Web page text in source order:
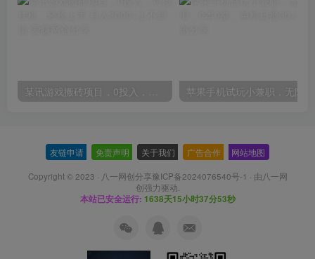
某讯游戏搬砖项目，0投入，可以挂机，轻松上手,月入3000+上不封顶
友链申请 免责声明 关于我们 广告合作 网站地图
Copyright © 2023 · 八一网创分享豫ICP备2024076540号-1 · 由八一网
创强力驱动.
本站已安全运行: 1638天15小时37分54秒